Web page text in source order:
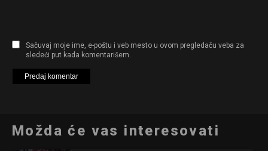
Sačuvaj moje ime, e-poštu i veb mesto u ovom pregledaču veba za
sledeći put kada komentarišem.
Možda će vas interesovati